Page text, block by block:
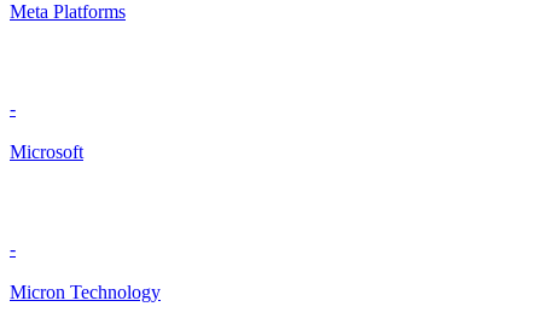
Meta Platforms
-
Microsoft
-
Micron Technology